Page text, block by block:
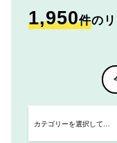
1,950件の